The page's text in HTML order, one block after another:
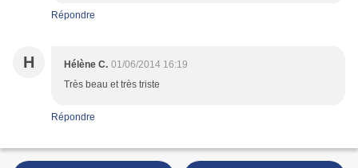
Répondre
H Hélène C. 01/06/2014 16:19
Très beau et très triste
Répondre